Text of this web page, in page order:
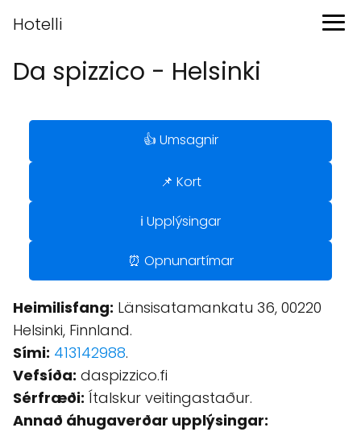
Hotelli
Da spizzico - Helsinki
👍 Umsagnir
📌 Kort
ℹ️ Upplýsingar
⏰ Opnunartímar
Heimilisfang: Länsisatamankatu 36, 00220
Helsinki, Finnland.
Sími: 413142988.
Vefsíða: daspizzico.fi
Sérfræði: Ítalskur veitingastaður.
Annað áhugaverðar upplýsingar: